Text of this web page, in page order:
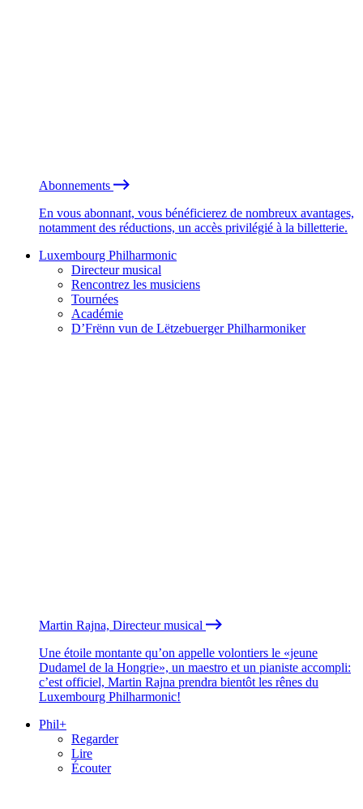
Abonnements
En vous abonnant, vous bénéficierez de nombreux avantages,
notamment des réductions, un accès privilégié à la billetterie.
Luxembourg Philharmonic
Directeur musical
Rencontrez les musiciens
Tournées
Académie
D’Frënn vun de Lëtzebuerger Philharmoniker
Martin Rajna, Directeur musical
Une étoile montante qu’on appelle volontiers le «jeune
Dudamel de la Hongrie», un maestro et un pianiste accompli:
c’est officiel, Martin Rajna prendra bientôt les rênes du
Luxembourg Philharmonic!
Phil+
Regarder
Lire
Écouter